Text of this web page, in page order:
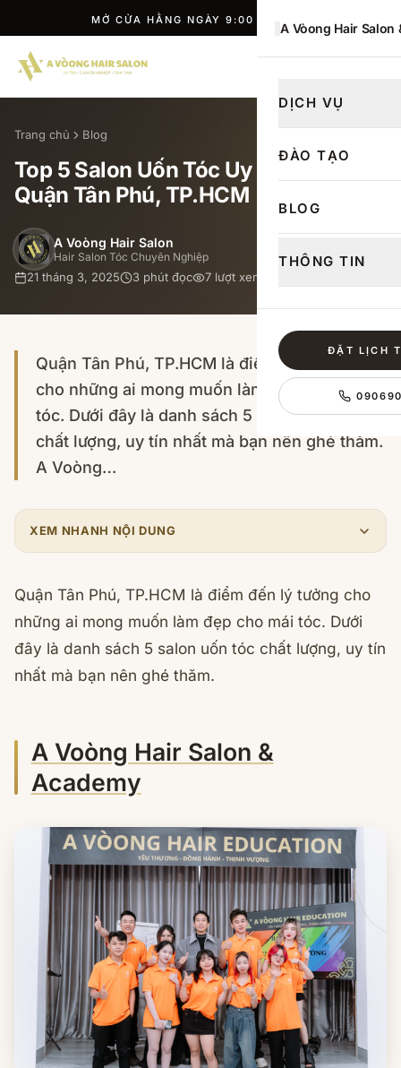
MỞ CỬA HẰNG NGÀY 9:00 — 21:00
A Vòong Hair Salon
DỊCH VỤ
ĐÀO TẠO
BLOG
THÔNG TIN
ĐẶT LỊCH
Trang chủ Blog
Top 5 Salon Uốn Tóc Uy Tín Nhất Tại
Quận Tân Phú, TP.HCM
A Voòng Hair Salon
Hair Salon Tóc Chuyên Nghiệp
21 tháng 3, 2025 3 phút đọc 7 lượt xem
Quận Tân Phú, TP.HCM là điểm đến lý tưởng
cho những ai mong muốn làm đẹp cho mái
tóc. Dưới đây là danh sách 5 salon uốn tóc
chất lượng, uy tín nhất mà bạn nên ghé thăm.
A Voòng…
XEM NHANH NỘI DUNG
Quận Tân Phú, TP.HCM là điểm đến lý tưởng cho
những ai mong muốn làm đẹp cho mái tóc. Dưới
đây là danh sách 5 salon uốn tóc chất lượng, uy tín
nhất mà bạn nên ghé thăm.
A Voòng Hair Salon &
Academy